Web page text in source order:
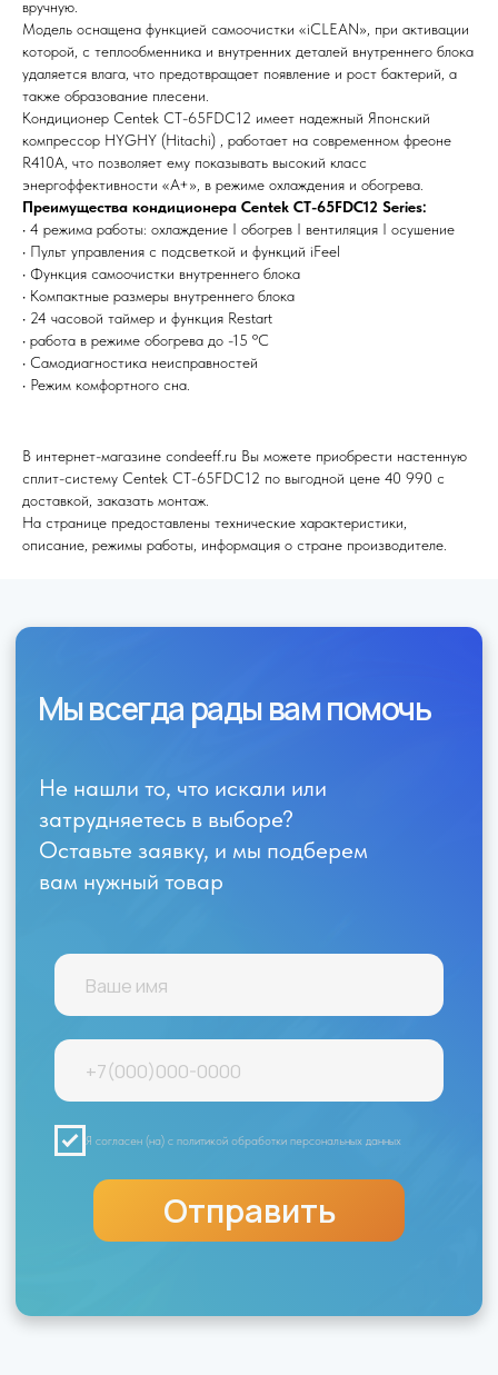
вручную.
Модель оснащена функцией самоочистки «iCLEAN», при активации
которой, с теплообменника и внутренних деталей внутреннего блока
удаляется влага, что предотвращает появление и рост бактерий, а
также образование плесени.
Кондиционер Centek CT-65FDC12 имеет надежный Японский
компрессор HYGHY (Hitachi) , работает на современном фреоне
R410A, что позволяет ему показывать высокий класс
энергоффективности «А+», в режиме охлаждения и обогрева.
Преимущества кондиционера Centek CT-65FDC12 Series:
• 4 режима работы: охлаждение I обогрев I вентиляция I осушение
• Пульт управления с подсветкой и функций iFeel
• Функция самоочистки внутреннего блока
• Компактные размеры внутреннего блока
• 24 часовой таймер и функция Restart
• работа в режиме обогрева до -15 ºС
• Самодиагностика неисправностей
• Режим комфортного сна.
В интернет-магазине condeeff.ru Вы можете приобрести настенную
сплит-систему Centek CT-65FDC12 по выгодной цене 40 990 с
доставкой, заказать монтаж.
На странице предоставлены технические характеристики,
описание, режимы работы, информация о стране производителе.
Я согласен (на) с политикой обработки персональных данных
Не нашли то, что искали или
затрудняетесь в выборе?
Оставьте заявку, и мы подберем
вам нужный товар
Мы всегда рады вам помочь